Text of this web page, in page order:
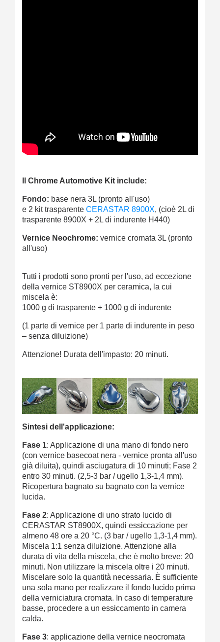
Il Chrome Automotive Kit include:
Fondo: base nera 3L (pronto all'uso)
e 2 kit trasparente CERASTAR 8900X, (cioè 2L di
trasparente 8900X + 2L di indurente H440)
Vernice Neochrome: vernice cromata 3L (pronto
al l'uso)
Tutti i prodotti sono pronti per l'uso, ad eccezione
della vernice ST8900X per ceramica, la cui
miscela è:
1000 g di trasparente + 1000 g di indurente
(1 parte di vernice per 1 parte di indurente in peso
– senza diluizione)
Attenzione! Durata dell'impasto: 20 minuti.
Sintesi dell'applicazione:
Fase 1: Applicazione di una mano di fondo nero
(con vernice basecoat nera - vernice pronta all'uso
già diluita), quindi asciugatura di 10 minuti; Fase 2
entro 30 minuti. (2,5-3 bar / ugello 1,3-1,4 mm).
Ricopertura bagnato su bagnato con la vernice
lucida.
Fase 2: Applicazione di uno strato lucido di
CERASTAR ST8900X, quindi essiccazione per
almeno 48 ore a 20 °C. (3 bar / ugello 1,3-1,4 mm).
Miscela 1:1 senza diluizione. Attenzione alla
durata di vita della miscela, che è molto breve: 20
minuti. Non utilizzare la miscela oltre i 20 minuti.
Miscelare solo la quantità necessaria. È sufficiente
una sola mano per realizzare il fondo lucido prima
della verniciatura cromata. In caso di temperature
basse, procedere a un essiccamento in camera
calda.
Fase 3: applicazione della vernice neocromata